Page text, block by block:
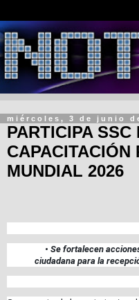
miércoles, 3 de junio
PARTICIPA
CAPACITACIÓN
MUNDIAL 2026
• Se fortalecen
ciudadana para la